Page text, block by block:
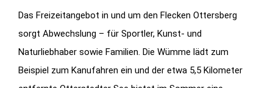
Das Freizeitangebot in und um den Flecken Ottersberg
sorgt Abwechslung – für Sportler, Kunst- und
Naturliebhaber sowie Familien. Die Wümme lädt zum
Beispiel zum Kanufahren ein und der etwa 5,5 Kilometer